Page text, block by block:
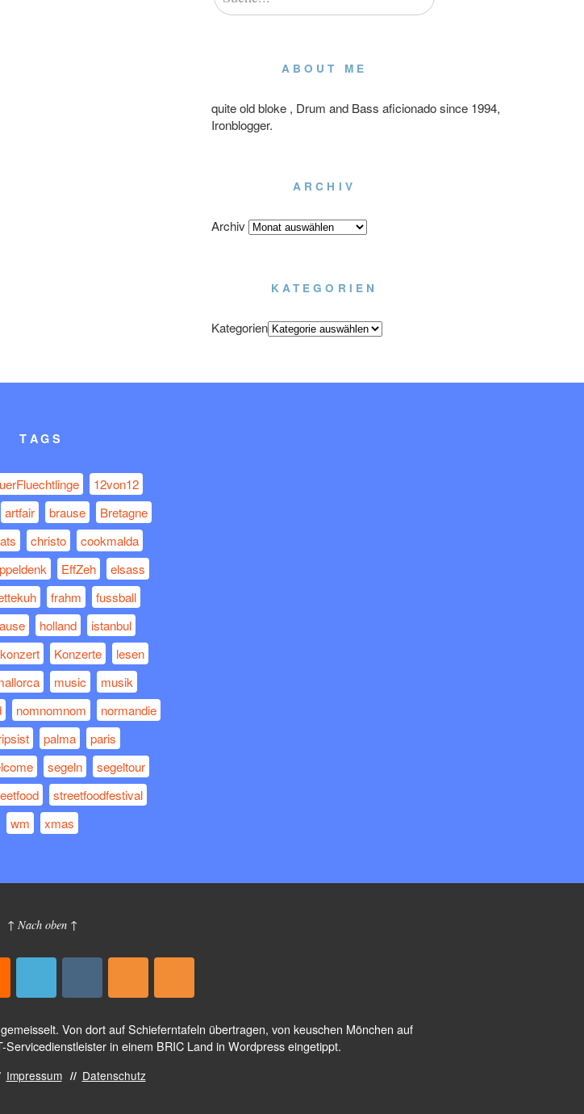
ABOUT ME
quite old bloke , Drum and Bass aficionado since 1994,
Ironblogger.
ARCHIV
Archiv
KATEGORIEN
Kategorien
TAGS
12von12
artfair brause
Bretagne
christo
cookmalda
EffZeh
elsass
frahm
fussball
holland
istanbul
konzert Konzerte
lesen
music
musik
nomnomnom
normandie
palma
paris
segeln
segeltour
streetfoodfestival
wm
xmas
↑ Nach oben ↑
Von dort auf Schieferntafeln übertragen, von keuschen Mönchen auf
in einem BRIC Land in Wordpress eingetippt.
Impressum Datenschutz